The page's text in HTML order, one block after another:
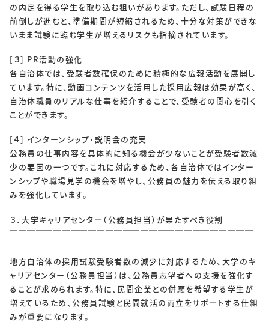
の内定を得る学生を取り込む狙いがあります。ただし、試験日程の
前倒しが進むと、準備期間が短縮されるため、十分な対策ができな
いまま試験に臨む学生が増えるリスクも指摘されています。
[３] PR活動の強化
各自治体では、受験者数確保のために積極的な広報活動を展開し
ています。特に、動画コンテンツを活用した採用広報は効果が高く、
自治体職員のリアルな仕事を紹介することで、受験者の関心を引く
ことができます。
[４] インターンシップ・説明会の充実
公務員の仕事内容を具体的に知る機会が少ないことが受験者数減
少の要因の一つです。これに対応するため、各自治体ではインター
ンシップや職場見学の機会を増やし、公務員の魅力を伝える取り組
みを強化しています。
３．大学キャリアセンター（公務員担当）が果たすべき役割
￣￣￣￣￣￣￣￣￣￣￣￣￣￣￣￣￣￣￣￣￣￣￣￣￣￣￣￣
￣￣￣￣
地方自治体の採用試験受験者数の減少に対応するため、大学のキ
ャリアセンター（公務員担当）は、公務員志望者への支援を強化す
ることが求められます。特に、民間企業との併願を希望する学生が
増えているため、公務員試験と民間就活の両立をサポートする仕組
みが重要になります。